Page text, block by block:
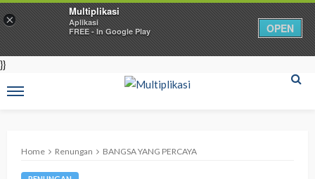
}}
×
Multiplikasi
Aplikasi
FREE - In Google Play
OPEN
Home Renungan BANGSA YANG PERCAYA